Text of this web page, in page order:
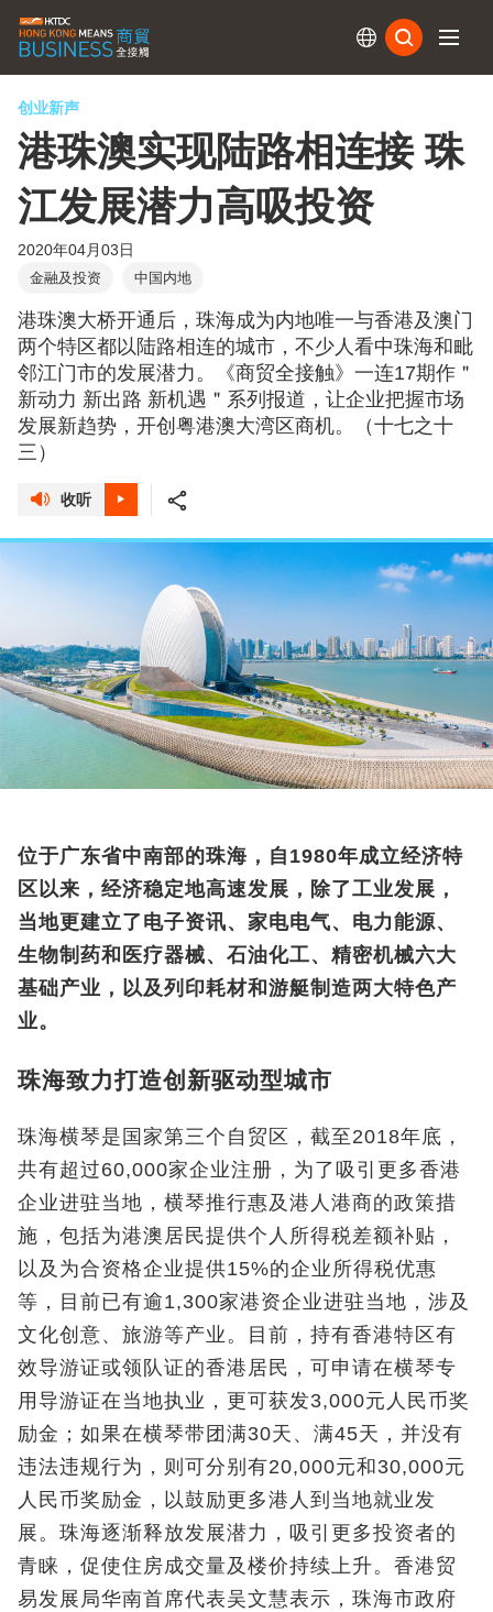
创业新声
港珠澳实现陆路相连接 珠
江发展潜力高吸投资
2020年04月03日
金融及投资 中国内地
港珠澳大桥开通后，珠海成为内地唯一与香港及澳门
两个特区都以陆路相连的城市，不少人看中珠海和毗
邻江门市的发展潜力。《商贸全接触》一连17期作＂
新动力 新出路 新机遇＂系列报道，让企业把握市场
发展新趋势，开创粤港澳大湾区商机。（十七之十
三）
收听
位于广东省中南部的珠海，自1980年成立经济特
区以来，经济稳定地高速发展，除了工业发展，
当地更建立了电子资讯、家电电气、电力能源、
生物制药和医疗器械、石油化工、精密机械六大
基础产业，以及列印耗材和游艇制造两大特色产
业。
珠海致力打造创新驱动型城市
珠海横琴是国家第三个自贸区，截至2018年底，
共有超过60,000家企业注册，为了吸引更多香港
企业进驻当地，横琴推行惠及港人港商的政策措
施，包括为港澳居民提供个人所得税差额补贴，
以及为合资格企业提供15%的企业所得税优惠
等，目前已有逾1,300家港资企业进驻当地，涉及
文化创意、旅游等产业。目前，持有香港特区有
效导游证或领队证的香港居民，可申请在横琴专
用导游证在当地执业，更可获发3,000元人民币奖
励金；如果在横琴带团满30天、满45天，并没有
违法违规行为，则可分别有20,000元和30,000元
人民币奖励金，以鼓励更多港人到当地就业发
展。珠海逐渐释放发展潜力，吸引更多投资者的
青睐，促使住房成交量及楼价持续上升。香港贸
易发展局华南首席代表吴文慧表示，珠海市政府